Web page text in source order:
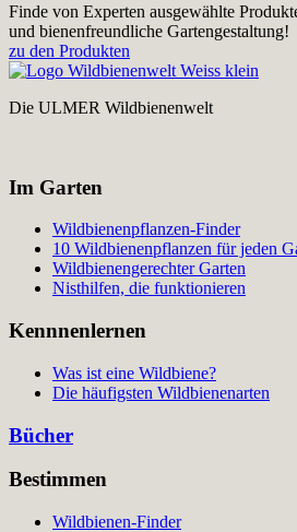
Finde von Experten ausgewählte
und bienenfreundliche Gartengestaltung!
zu den Produkten
Die ULMER Wildbienenwelt
Im Garten
Wildbienenpflanzen-Finder
10 Wildbienenpflanzen für jeden
Wildbienengerechter Garten
Nisthilfen, die funktionieren
Kennnenlernen
Was ist eine Wildbiene?
Die häufigsten Wildbienenarten
Bücher
Bestimmen
Wildbienen-Finder